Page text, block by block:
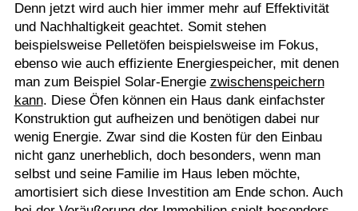
Denn jetzt wird auch hier immer mehr auf Effektivität
und Nachhaltigkeit geachtet. Somit stehen
beispielsweise Pelletöfen beispielsweise im Fokus,
ebenso wie auch effiziente Energiespeicher, mit denen
man zum Beispiel Solar-Energie zwischenspeichern
kann. Diese Öfen können ein Haus dank einfachster
Konstruktion gut aufheizen und benötigen dabei nur
wenig Energie. Zwar sind die Kosten für den Einbau
nicht ganz unerheblich, doch besonders, wenn man
selbst und seine Familie im Haus leben möchte,
amortisiert sich diese Investition am Ende schon. Auch